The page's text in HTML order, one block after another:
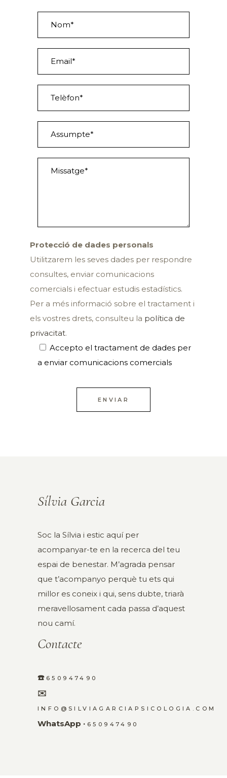
Protecció de dades personals
Utilitzarem les seves dades per respondre
consultes, enviar comunicacions
comercials i efectuar estudis estadístics.
Per a més informació sobre el tractament i
els vostres drets, consulteu la política de
privacitat.
Accepto el tractament de dades per
a enviar comunicacions comercials
ENVIAR
Sílvia Garcia
Soc la Sílvia i estic aquí per
acompanyar-te en la recerca del teu
espai de benestar. M’agrada pensar
que t’acompanyo perquè tu ets qui
millor es coneix i qui, sens dubte, triarà
meravellosament cada passa d’aquest
nou camí.
Contacte
☎️ 650947490
✉️
INFO@SILVIAGARCIAPSICOLOGIA.COM
WhatsApp · 650947490